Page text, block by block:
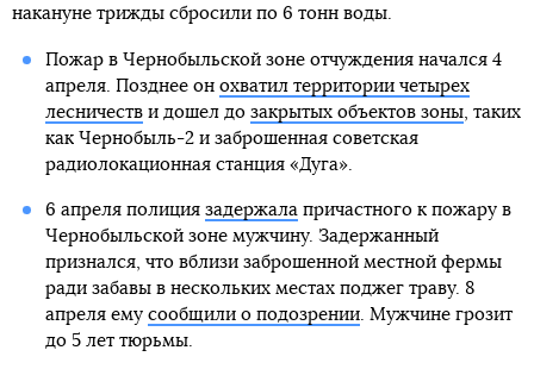
накануне трижды сбросили по 6 тонн воды.
Пожар в Чернобыльской зоне отчуждения начался 4
апреля. Позднее он охватил территории четырех
лесничестви дошел до закрытых объектов зоны, таких
как Чернобыль-2 и заброшенная советская
радиолокационная станция «Дуга».
6 апреля полиция задержалапричастного к пожару в
Чернобыльской зоне мужчину. Задержанный
признался, что вблизи заброшенной местной фермы
ради забавы в нескольких местах поджег траву. 8
апреля ему сообщили о подозрении. Мужчине грозит
до 5 лет тюрьмы.